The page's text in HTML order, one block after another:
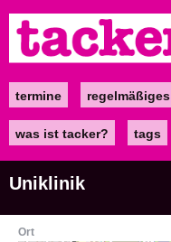
zum
Inhalt
Maintermine regelmäßiges
was ist tacker? tags
Uniklinik
Ort